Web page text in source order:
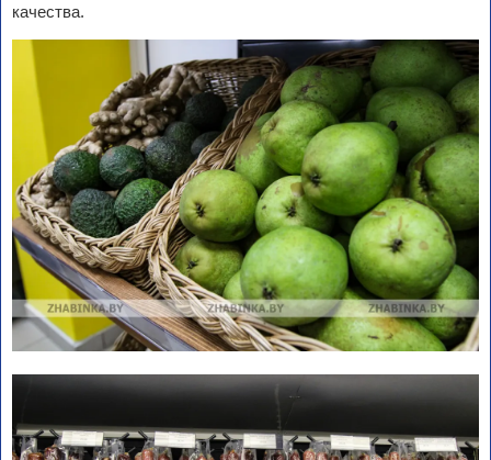
качества.